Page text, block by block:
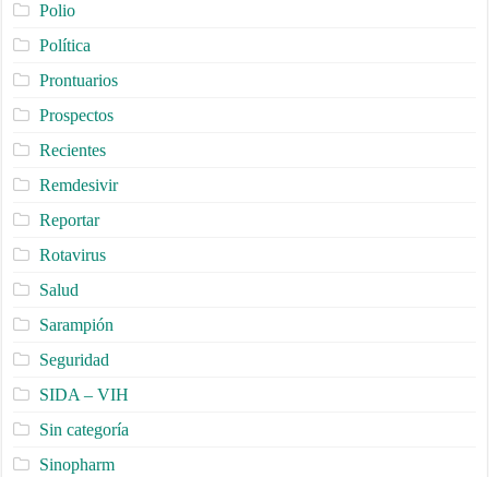
Polio
Política
Prontuarios
Prospectos
Recientes
Remdesivir
Reportar
Rotavirus
Salud
Sarampión
Seguridad
SIDA – VIH
Sin categoría
Sinopharm